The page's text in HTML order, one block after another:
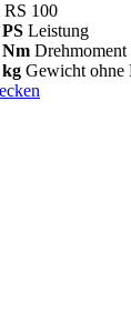
100
Leistung
Nm Drehmoment
kg Gewicht ohne